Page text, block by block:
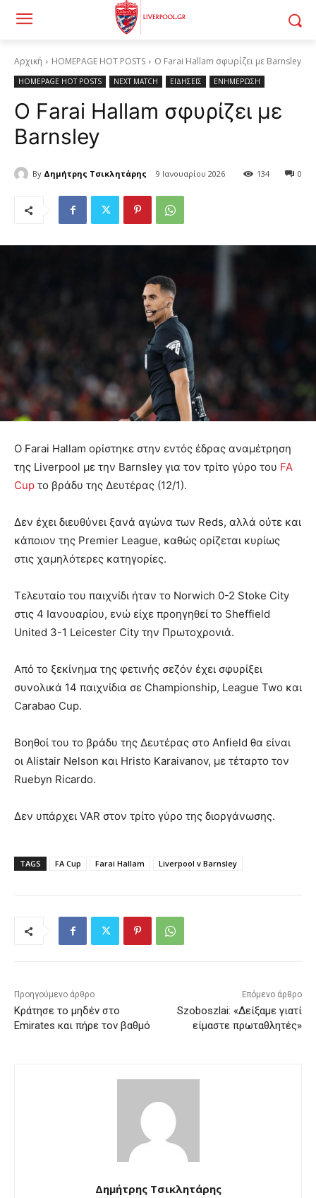
Αρχική HOMEPAGE HOT POSTS Ο Farai Hallam σφυρίζει με Barnsley
HOMEPAGE HOT POSTS NEXT MATCH ΕΙΔΗΣΕΙΣ ΕΝΗΜΕΡΩΣΗ
Ο Farai Hallam σφυρίζει με
Barnsley
By Δημήτρης Τσικλητάρης 9 Ιανουαρίου 2026 0
134
Ο Farai Hallam ορίστηκε στην εντός έδρας αναμέτρηση
της Liverpool με την Barnsley για τον τρίτο γύρο του FA
Cup το βράδυ της Δευτέρας (12/1).
Δεν έχει διευθύνει ξανά αγώνα των Reds, αλλά ούτε και
κάποιον της Premier League, καθώς ορίζεται κυρίως
στις χαμηλότερες κατηγορίες.
Τελευταίο του παιχνίδι ήταν το Norwich 0-2 Stoke City
στις 4 Ιανουαρίου, ενώ είχε προηγηθεί το Sheffield
United 3-1 Leicester City την Πρωτοχρονιά.
Από το ξεκίνημα της φετινής σεζόν έχει σφυρίξει
συνολικά 14 παιχνίδια σε Championship, League Two και
Carabao Cup.
Βοηθοί του το βράδυ της Δευτέρας στο Anfield θα είναι
οι Alistair Nelson και Hristo Karaivanov, με τέταρτο τον
Ruebyn Ricardo.
Δεν υπάρχει VAR στον τρίτο γύρο της διοργάνωσης.
TAGS FA Cup Farai Hallam Liverpool v Barnsley
Προηγούμενο άρθρο
Κράτησε το μηδέν στο
Emirates και πήρε τον βαθμό
Επόμενο άρθρο
Szoboszlai: «Δείξαμε γιατί
είμαστε πρωταθλητές»
Δημήτρης Τσικλητάρης